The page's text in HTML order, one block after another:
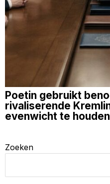
Poetin gebruikt
rivaliserende
evenwicht te houden
Zoeken